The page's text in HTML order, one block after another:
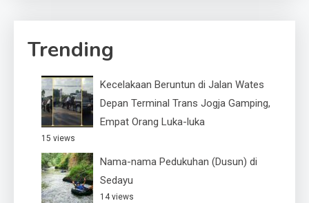
Trending
Kecelakaan Beruntun di Jalan Wates
Depan Terminal Trans Jogja Gamping,
Empat Orang Luka-luka
15 views
Nama-nama Pedukuhan (Dusun) di
Sedayu
14 views